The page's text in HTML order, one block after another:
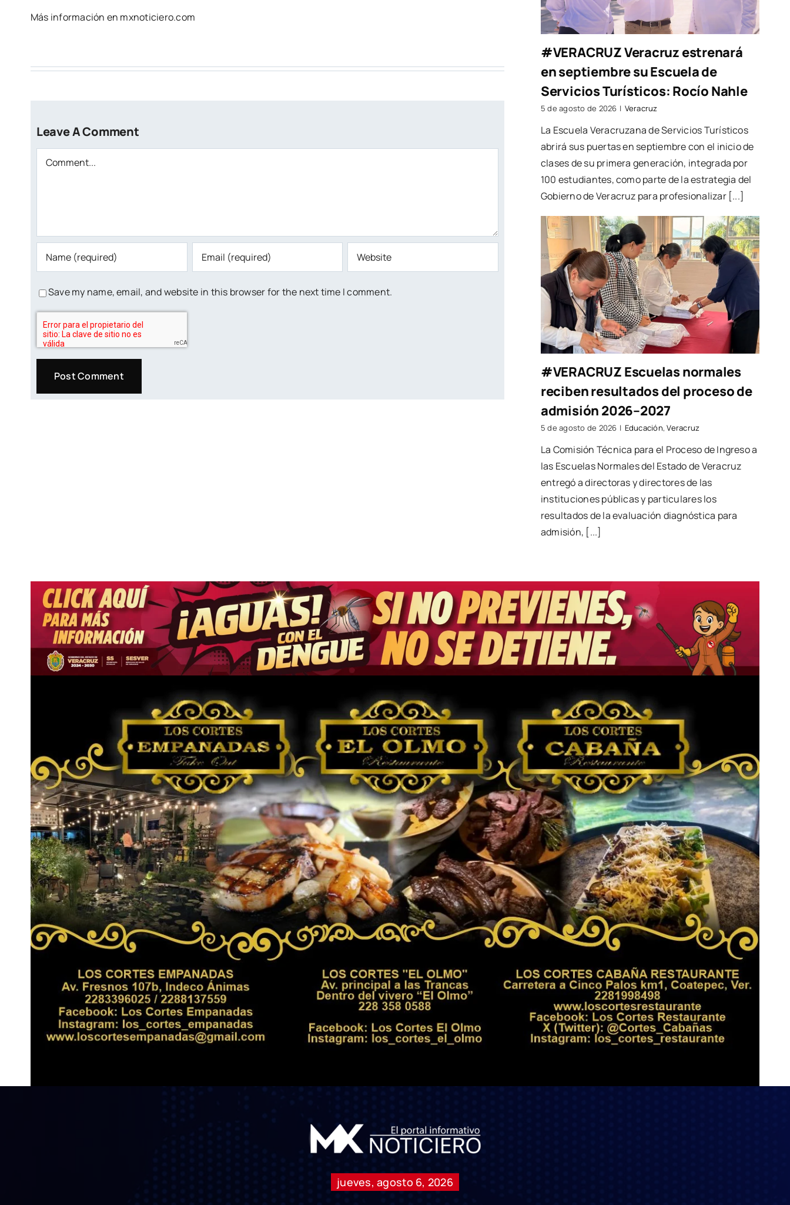
Más información en mxnoticiero.com
Leave A Comment
Comment
Save my name, email, and website in this browser for the next time I comment.
#VERACRUZ Veracruz estrenará
en septiembre su Escuela de
Servicios Turísticos: Rocío Nahle
5 de agosto de 2026 | Veracruz
La Escuela Veracruzana de Servicios Turísticos
abrirá sus puertas en septiembre con el inicio de
clases de su primera generación, integrada por
100 estudiantes, como parte de la estrategia del
Gobierno de Veracruz para profesionalizar [...]
#VERACRUZ Escuelas normales
reciben resultados del proceso de
admisión 2026–2027
5 de agosto de 2026 | Educación,Veracruz
La Comisión Técnica para el Proceso de Ingreso a
las Escuelas Normales del Estado de Veracruz
entregó a directoras y directores de las
instituciones públicas y particulares los
resultados de la evaluación diagnóstica para
admisión, [...]
jueves, agosto 6, 2026